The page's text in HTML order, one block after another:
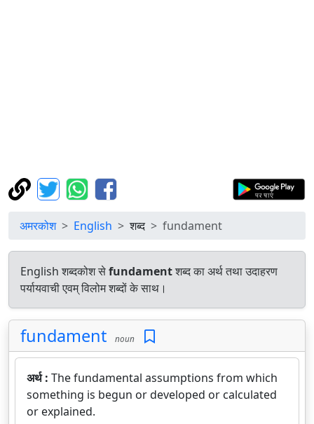
अमरकोश English शब्द fundament
English शब्दकोश सेfundamentशब्द का अर्थ तथा उदाहरण
पर्यायवाची एवम् विलोम शब्दों के साथ।
fundament noun
अर्थ : The fundamental assumptions from which
something is begun or developed or calculated
or explained.